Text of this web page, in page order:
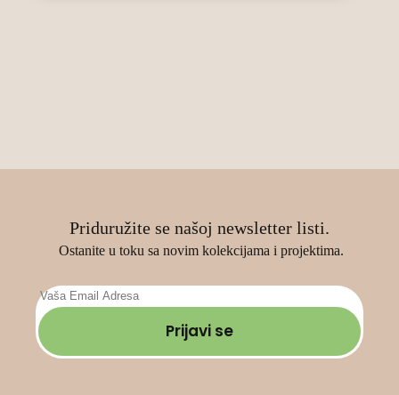
Priduružite se našoj newsletter listi.
Ostanite u toku sa novim kolekcijama i projektima.
Prijavi se